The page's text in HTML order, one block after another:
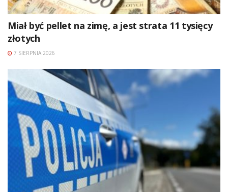
Miał być pellet na zimę, a jest strata 11 tysięcy
złotych
7 SIERPNIA 2026